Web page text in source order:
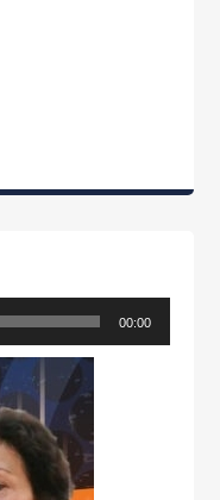
00:00